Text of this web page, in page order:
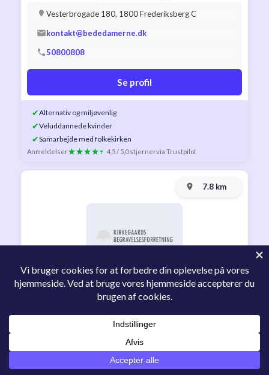
Vesterbrogade 180, 1800 Frederiksberg C
kontakt@bededamerne.dk
50800808
Se profil
✔Alternativ og miljøvenlig
✔Veluddannede kvinder
✔Samarbejde med folkekirken
Anmeldelser 4,5 / 5,0 stjernervia Trustpilot
7.8 km
Kirkegaards Begravelsesforretning
Ålekistevej 82, 2720 Vanløse
info@k-begravelse.dk
Se profil